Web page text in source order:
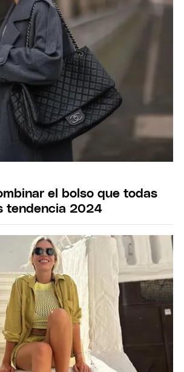
el bolso que todas
tendencia 2024